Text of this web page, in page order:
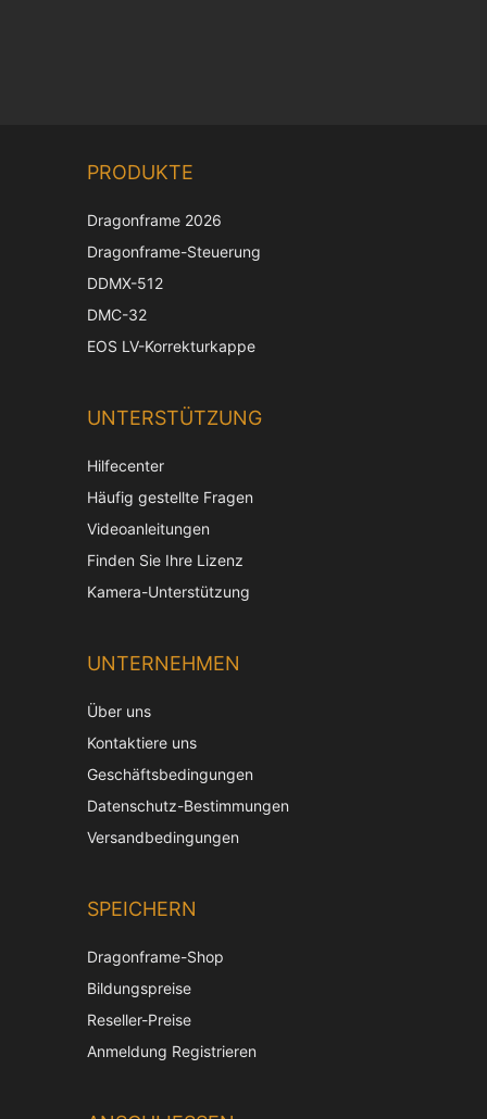
PRODUKTE
Dragonframe 2026
Dragonframe-Steuerung
DDMX-512
DMC-32
EOS LV-Korrekturkappe
UNTERSTÜTZUNG
Hilfecenter
Häufig gestellte Fragen
Videoanleitungen
Finden Sie Ihre Lizenz
Kamera-Unterstützung
UNTERNEHMEN
Über uns
Kontaktiere uns
Geschäftsbedingungen
Datenschutz-Bestimmungen
Versandbedingungen
SPEICHERN
Dragonframe-Shop
Bildungspreise
Reseller-Preise
Anmeldung Registrieren